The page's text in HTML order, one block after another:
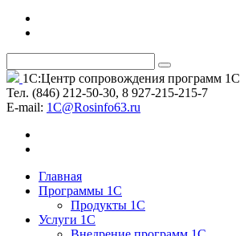
1С:Центр сопровождения программ 1С
Тел. (846) 212-50-30, 8 927-215-215-7
Е-mail: 1C@Rosinfo63.ru
Главная
Программы 1С
Продукты 1С
Услуги 1С